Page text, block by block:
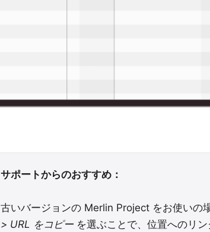
サポートからのおすすめ：
古いバージョンの Merlin Project をお使いの
> URL をコピー を選ぶことで、位置へのリ